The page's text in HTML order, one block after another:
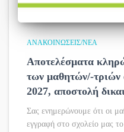
ΑΝΑΚΟΙΝΏΣΕΙΣ/ΝΈΑ
Αποτελέσματα
των μαθητών/-τριών
2027, αποστολή
Σας ενημερώνουμε ότι οι
εγγραφή στο σχολείο μας